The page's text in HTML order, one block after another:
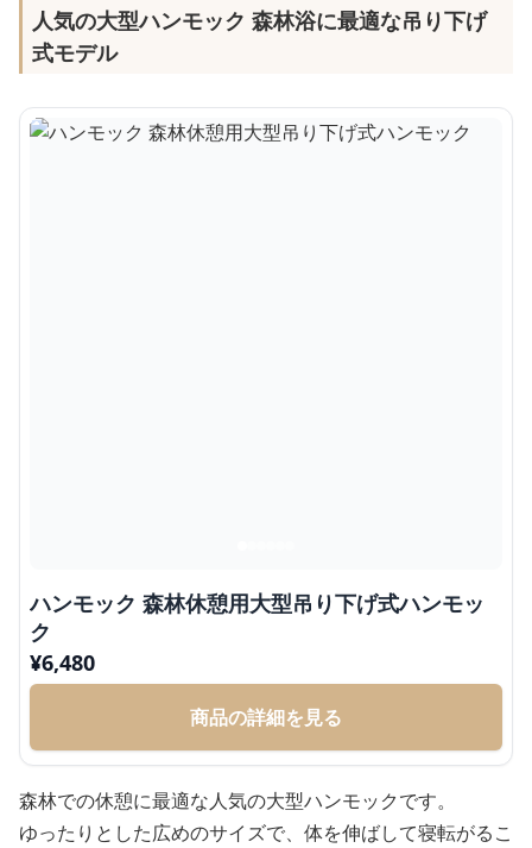
人気の大型ハンモック 森林浴に最適な吊り下げ
式モデル
ハンモック 森林休憩用大型吊り下げ式ハンモッ
ク
¥6,480
商品の詳細を見る
森林での休憩に最適な人気の大型ハンモックです。
ゆったりとした広めのサイズで、体を伸ばして寝転がるこ